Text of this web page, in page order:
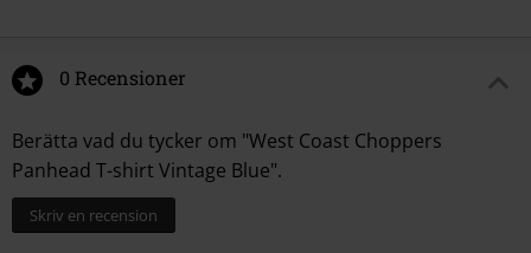
0 Recensioner
Berätta vad du tycker om "West Coast Choppers
Panhead T-shirt Vintage Blue".
Skriv en recension